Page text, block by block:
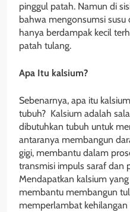
pinggul patah. Namun di
bahwa mengonsumsi susu
hanya berdampak kecil
patah tulang.
Apa Itu kalsium?
Sebenarnya, apa itu
tubuh? Kalsium adalah
dibutuhkan tubuh untuk
antaranya membangun
gigi, membantu dalam
transmisi impuls saraf dan
Mendapatkan kalsium
membantu membangun
memperlambat